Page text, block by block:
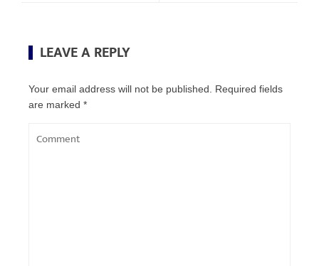
LEAVE A REPLY
Your email address will not be published.
Required fields
are marked *